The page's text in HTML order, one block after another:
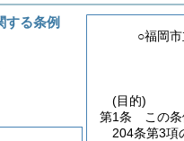
○福岡
(目的)
第1条
この
204条第3項
する条例